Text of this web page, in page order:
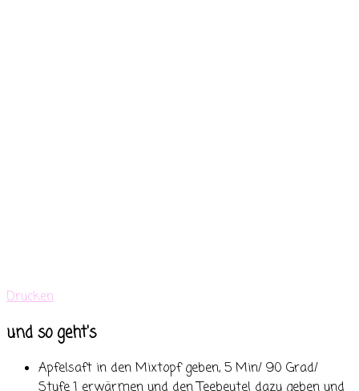
Drucken
und so geht's
Apfelsaft in den Mixtopf geben, 5 Min/ 90 Grad/